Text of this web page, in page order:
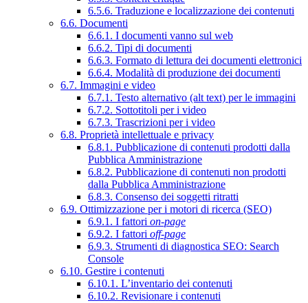
6.5.6. Traduzione e localizzazione dei contenuti
6.6. Documenti
6.6.1. I documenti vanno sul web
6.6.2. Tipi di documenti
6.6.3. Formato di lettura dei documenti elettronici
6.6.4. Modalità di produzione dei documenti
6.7. Immagini e video
6.7.1. Testo alternativo (alt text) per le immagini
6.7.2. Sottotitoli per i video
6.7.3. Trascrizioni per i video
6.8. Proprietà intellettuale e privacy
6.8.1. Pubblicazione di contenuti prodotti dalla
Pubblica Amministrazione
6.8.2. Pubblicazione di contenuti non prodotti
dalla Pubblica Amministrazione
6.8.3. Consenso dei soggetti ritratti
6.9. Ottimizzazione per i motori di ricerca (SEO)
6.9.1. I fattori on-page
6.9.2. I fattori off-page
6.9.3. Strumenti di diagnostica SEO: Search
Console
6.10. Gestire i contenuti
6.10.1. L’inventario dei contenuti
6.10.2. Revisionare i contenuti